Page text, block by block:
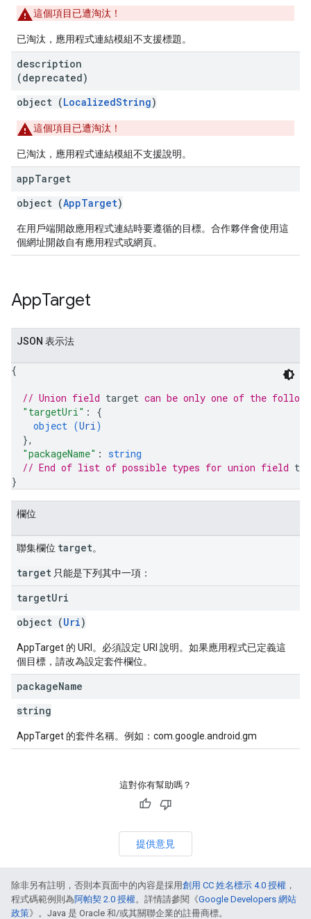
這個項目已遭淘汰！
已淘汰，應用程式連結模組不支援標題。
description
(deprecated)
object (LocalizedString)
這個項目已遭淘汰！
已淘汰，應用程式連結模組不支援說明。
appTarget
object (AppTarget)
在用戶端開啟應用程式連結時要遵循的目標。合作夥伴會使用這
個網址開啟自有應用程式或網頁。
AppTarget
JSON 表示法
{
// Union field target can be only one of the
"targetUri" : {
object (Uri)
},
"packageName" : string
// End of list of possible types for union field
}
欄位
聯集欄位 target。
target 只能是下列其中一項：
targetUri
object (Uri)
AppTarget 的 URI。必須設定 URI 說明。如果應用程式已定義這
個目標，請改為設定套件欄位。
packageName
string
AppTarget 的套件名稱。例如：com.google.android.gm
這對你有幫助嗎？
提供意見
除非另有註明，否則本頁面中的內容是採用創用 CC 姓名標示 4.0 授權 ，
程式碼範例則為阿帕契 2.0 授權。詳情請參閱《Google Developers 網站
政策》。Java 是 Oracle 和/或其關聯企業的註冊商標。